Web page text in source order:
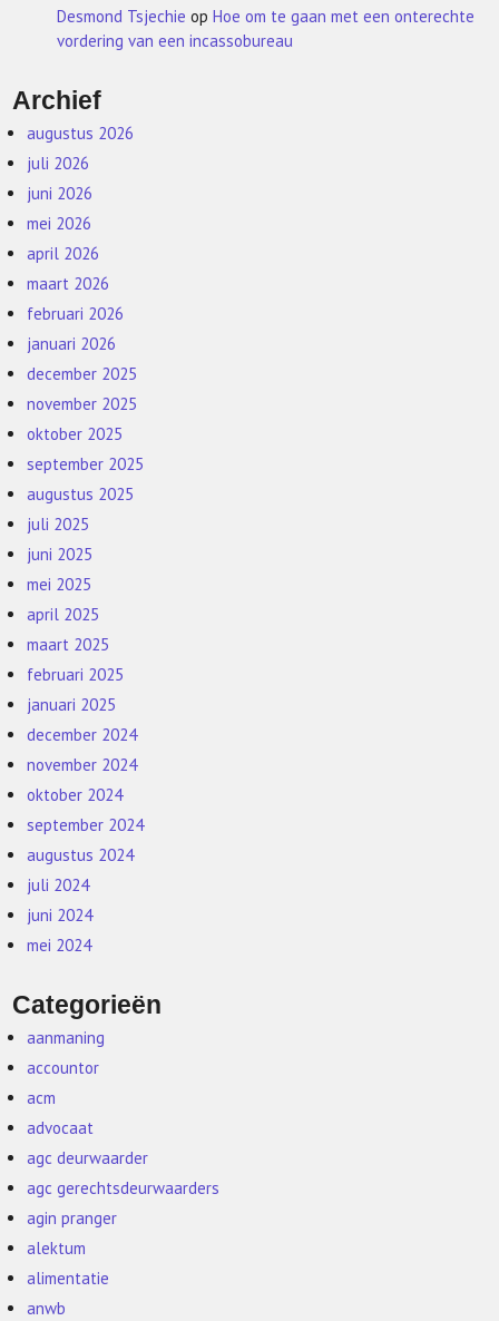
Desmond Tsjechie opHoe om te gaan met een onterechte
vordering van een incassobureau
Archief
augustus 2026
juli 2026
juni 2026
mei 2026
april 2026
maart 2026
februari 2026
januari 2026
december 2025
november 2025
oktober 2025
september 2025
augustus 2025
juli 2025
juni 2025
mei 2025
april 2025
maart 2025
februari 2025
januari 2025
december 2024
november 2024
oktober 2024
september 2024
augustus 2024
juli 2024
juni 2024
mei 2024
Categorieën
aanmaning
accountor
acm
advocaat
agc deurwaarder
agc gerechtsdeurwaarders
agin pranger
alektum
alimentatie
anwb